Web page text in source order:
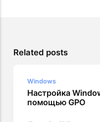
Related posts
Windows
Настройка
помощью GPO